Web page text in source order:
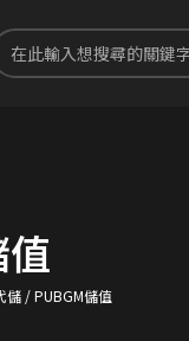
儲 PUBGM儲值